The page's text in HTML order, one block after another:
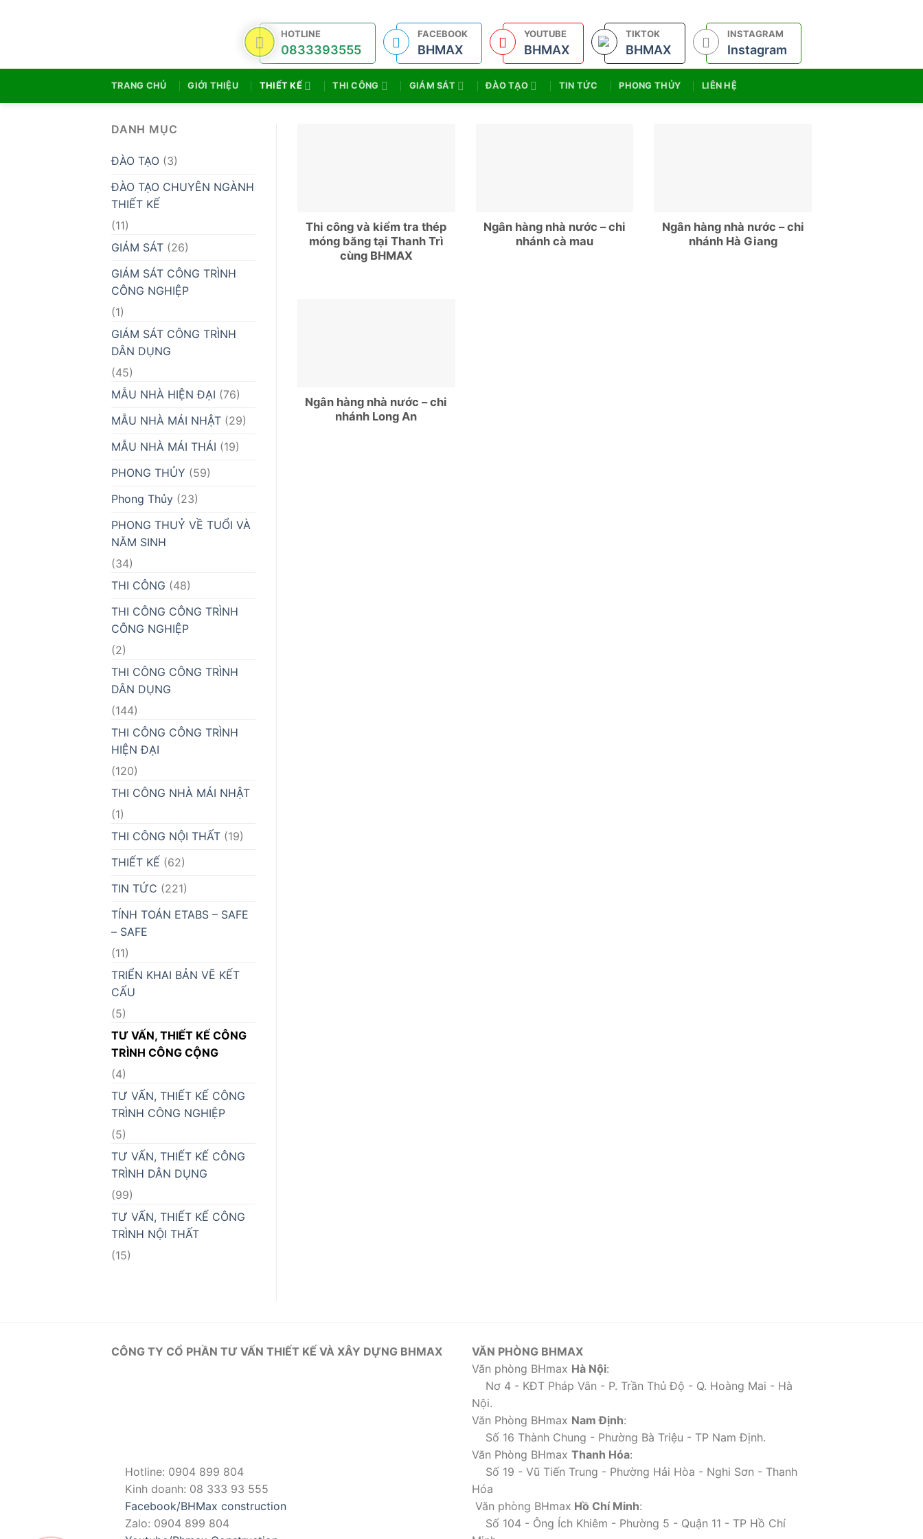
HOTLINE
0833393555
FACEBOOK
BHMAX
YOUTUBE
BHMAX
TIKTOK
BHMAX
INSTAGRAM
Instagram
TRANG CHỦ GIỚI THIỆU THIẾT KẾ THI CÔNG GIÁM SÁT ĐÀO TẠO TIN TỨC PHONG THỦY LIÊN HỆ
DANH MỤC
ĐÀO TẠO (3)
ĐÀO TẠO CHUYÊN NGÀNH
THIẾT KẾ
(11)
GIÁM SÁT (26)
GIÁM SÁT CÔNG TRÌNH
CÔNG NGHIỆP
(1)
GIÁM SÁT CÔNG TRÌNH
DÂN DỤNG
(45)
MẪU NHÀ HIỆN ĐẠI (76)
MẪU NHÀ MÁI NHẬT (29)
MẪU NHÀ MÁI THÁI (19)
PHONG THỦY (59)
Phong Thủy (23)
PHONG THUỶ VỀ TUỔI VÀ
NĂM SINH
(34)
THI CÔNG (48)
THI CÔNG CÔNG TRÌNH
CÔNG NGHIỆP
(2)
THI CÔNG CÔNG TRÌNH
DÂN DỤNG
(144)
THI CÔNG CÔNG TRÌNH
HIỆN ĐẠI
(120)
THI CÔNG NHÀ MÁI NHẬT
(1)
THI CÔNG NỘI THẤT (19)
THIẾT KẾ (62)
TIN TỨC (221)
TÍNH TOÁN ETABS – SAFE
– SAFE
(11)
TRIỂN KHAI BẢN VẼ KẾT
CẤU
(5)
TƯ VẤN, THIẾT KẾ CÔNG
TRÌNH CÔNG CỘNG
(4)
TƯ VẤN, THIẾT KẾ CÔNG
TRÌNH CÔNG NGHIỆP
(5)
TƯ VẤN, THIẾT KẾ CÔNG
TRÌNH DÂN DỤNG
(99)
TƯ VẤN, THIẾT KẾ CÔNG
TRÌNH NỘI THẤT
(15)
Thi công và kiểm tra thép
móng băng tại Thanh Trì
cùng BHMAX
Ngân hàng nhà nước – chi
nhánh cà mau
Ngân hàng nhà nước – chi
nhánh Hà Giang
Ngân hàng nhà nước – chi
nhánh Long An
CÔNG TY CỔ PHẦN TƯ VẤN THIẾT KẾ VÀ XÂY DỰNG BHMAX
Hotline: 0904 899 804
Kinh doanh: 08 333 93 555
Facebook/BHMax construction
Zalo: 0904 899 804
VĂN PHÒNG BHMAX
Văn phòng BHmax Hà Nội:
Nơ 4 - KĐT Pháp Vân - P. Trần Thủ Độ - Q. Hoàng Mai - Hà
Nội.
Văn Phòng BHmax Nam Định:
Số 16 Thành Chung - Phường Bà Triệu - TP Nam Định.
Văn Phòng BHmax Thanh Hóa:
Số 19 - Vũ Tiến Trung - Phường Hải Hòa - Nghi Sơn - Thanh
Hóa
Văn phòng BHmax Hồ Chí Minh:
Số 104 - Ông Ích Khiêm - Phường 5 - Quận 11 - TP Hồ Chí